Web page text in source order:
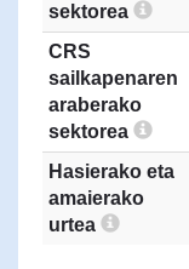
sektorea
CRS
sailkapenaren
araberako
sektorea
Hasierako eta
amaierako
urtea